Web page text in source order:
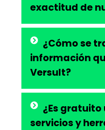
exactitud de
¿Cómo se
información
Versult?
¿Es
servicios y